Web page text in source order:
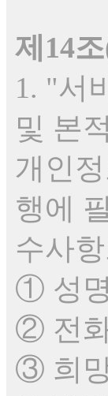
제14
1. "서
및 본
개인
행에
수사
① 성명
② 전
③ 희